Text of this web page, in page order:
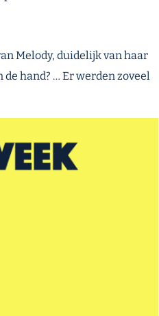
Melody, duidelijk van haar
hand? … Er werden zoveel